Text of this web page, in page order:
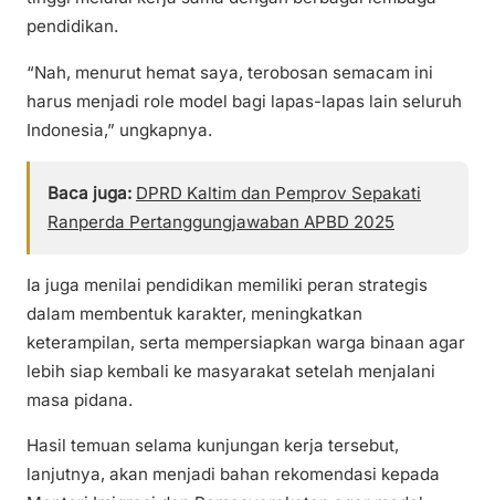
pendidikan.
“Nah, menurut hemat saya, terobosan semacam ini
harus menjadi role model bagi lapas-lapas lain seluruh
Indonesia,” ungkapnya.
Baca juga: DPRD Kaltim dan Pemprov Sepakati
Ranperda Pertanggungjawaban APBD 2025
Ia juga menilai pendidikan memiliki peran strategis
dalam membentuk karakter, meningkatkan
keterampilan, serta mempersiapkan warga binaan agar
lebih siap kembali ke masyarakat setelah menjalani
masa pidana.
Hasil temuan selama kunjungan kerja tersebut,
lanjutnya, akan menjadi bahan rekomendasi kepada